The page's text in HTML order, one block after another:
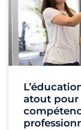
atout pour